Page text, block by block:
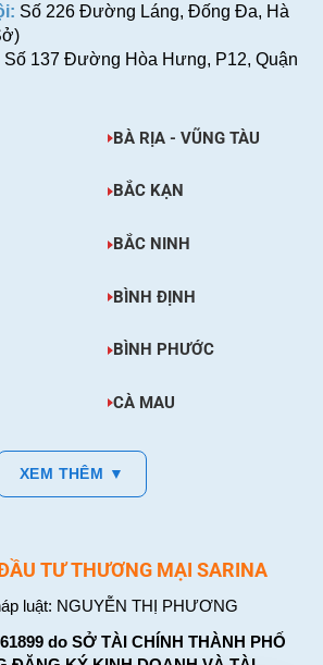
Số 226 Đường Láng, Đống Đa, Hà
Số 137 Đường Hòa Hưng, P12, Quận
BÀ RỊA - VŨNG TÀU
BẮC KẠN
BẮC NINH
BÌNH ĐỊNH
BÌNH PHƯỚC
CÀ MAU
XEM THÊM ▼
TƯ THƯƠNG MẠI SARINA
luật: NGUYỄN THỊ PHƯƠNG
do SỞ TÀI CHÍNH THÀNH PHỐ